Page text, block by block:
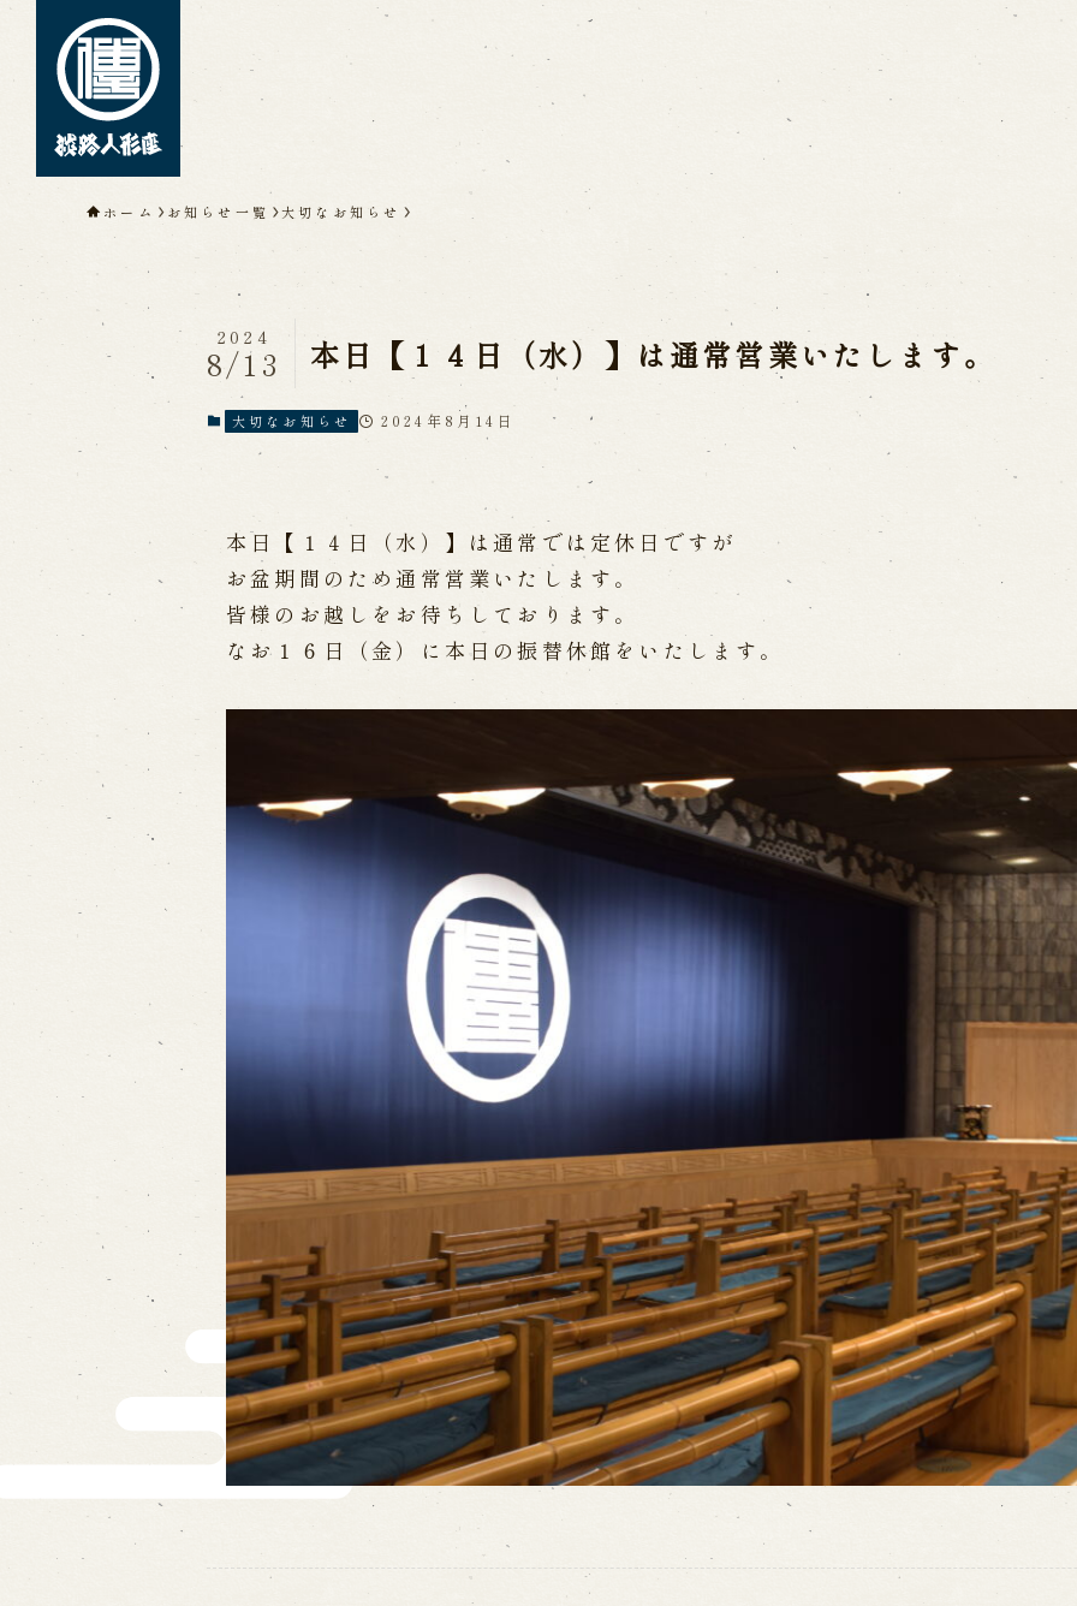
淡路人形座について
人間国宝 故鶴澤友路師匠
淡路人形浄瑠璃を受け継いで
公演情報
近日開催の公演
出張公演
出張公演 学校公演 海外旅行客向け特別公演「くにうみ」
淡路島と国生み神話
淡路人形浄瑠璃の歴史
淡路人形独自の演目
淡路人形の広がり
南あわじ市の伝統芸能
よくあるご質問
メ
お電話でお問い合わせ
予約
WEB予約
※株式会社うずのくに南あわじ
関連施設
通販サイトうずのくに
道の駅うずしお
うずの丘大鳴門橋記念
ホーム お知らせ一覧 大切なお知らせ
本日【１４日（水）】は通常営業いたします。
2024
8/13
大切なお知らせ 2024年8月14日
本日【１４日（水）】は通常では定休日ですが
お盆期間のため通常営業いたします。
皆様のお越しをお待ちしております。
なお１６日（金）に本日の振替休館をいたします。